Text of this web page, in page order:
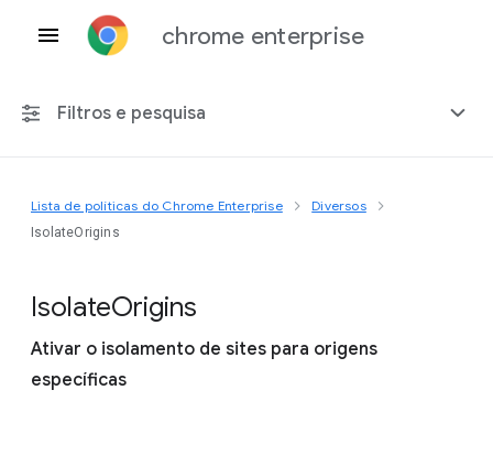
chrome enterprise
Filtros e pesquisa
Qualquer plataforma
Incluir políticas suspensas
Lista de políticas do Chrome Enterprise Diversos
IsolateOrigins
IsolateOrigins
Ativar o isolamento de sites para origens
específicas